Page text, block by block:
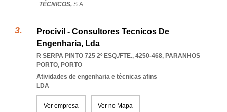
TÉCNICOS, S.A....
Procivil - Consultores Tecnicos De
Engenharia, Lda
R SERPA PINTO 725 2º ESQ./FTE., 4250-468, PARANHOS
PORTO, PORTO
Atividades de engenharia e técnicas afins
LDA
Ver empresa Ver no Mapa